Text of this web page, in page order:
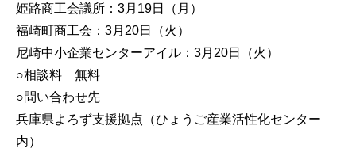
姫路商工会議所：3月19日（月）
福崎町商工会：3月20日（火）
尼崎中小企業センターアイル：3月20日（火）
○相談料 無料
○問い合わせ先
兵庫県よろず支援拠点（ひょうご産業活性化センター
内）